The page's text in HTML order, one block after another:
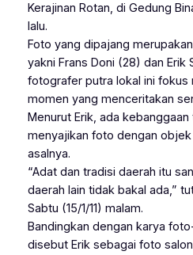
Kerajinan Rotan, di Gedung
lalu.
Foto yang dipajang
yakni Frans Doni (28) dan Erik
fotografer putra lokal ini
momen yang menceritakan
Menurut Erik, ada
menyajikan foto dengan
asalnya.
“Adat dan tradisi daerah itu
daerah lain tidak bakal ada,”
Sabtu (15/1/11) malam.
Bandingkan dengan karya
disebut Erik sebagai foto